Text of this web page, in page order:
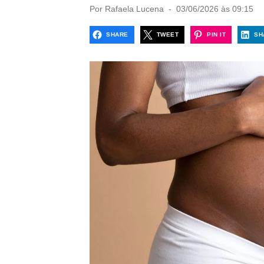
Por Rafaela Lucena
P
d
o
n
03/06/2026 às 09:15
SHARE TWEET PIN IT